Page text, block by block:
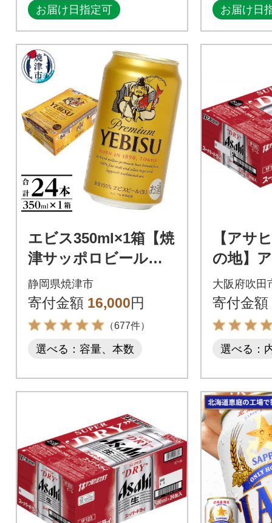
お届け日指定可 お届け日
エビス350ml×1箱【焼
津サッポロビール】(a
16-198)
静岡県焼津市
寄付金額 16,000円
（677件）
選べる：容量、本数
【アサ
の地】
ードラ
4本 酒
大阪府吹田
寄付金額
選べる：